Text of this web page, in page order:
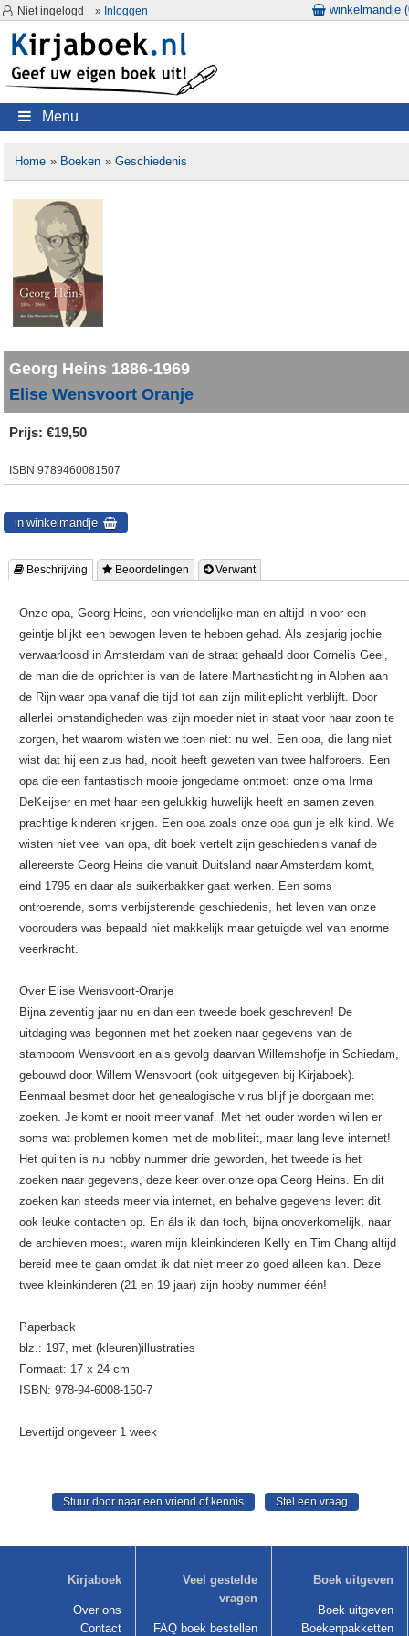
Niet ingelogd » Inloggen winkelmandje (
Menu
Home » Boeken » Geschiedenis
Georg Heins 1886-1969
Elise Wensvoort Oranje
Prijs: €19,50
ISBN 9789460081507
 Beschrijving  Beoordelingen  Verwant
Onze opa, Georg Heins, een vriendelijke man en altijd in voor een
geintje blijkt een bewogen leven te hebben gehad. Als zesjarig jochie
verwaarloosd in Amsterdam van de straat gehaald door Cornelis Geel,
de man die de oprichter is van de latere Marthastichting in Alphen aan
de Rijn waar opa vanaf die tijd tot aan zijn militieplicht verblijft. Door
allerlei omstandigheden was zijn moeder niet in staat voor haar zoon te
zorgen, het waarom wisten we toen niet: nu wel. Een opa, die lang niet
wist dat hij een zus had, nooit heeft geweten van twee halfbroers. Een
opa die een fantastisch mooie jongedame ontmoet: onze oma Irma
DeKeijser en met haar een gelukkig huwelijk heeft en samen zeven
prachtige kinderen krijgen. Een opa zoals onze opa gun je elk kind. We
wisten niet veel van opa, dit boek vertelt zijn geschiedenis vanaf de
allereerste Georg Heins die vanuit Duitsland naar Amsterdam komt,
eind 1795 en daar als suikerbakker gaat werken. Een soms
ontroerende, soms verbijsterende geschiedenis, het leven van onze
voorouders was bepaald niet makkelijk maar getuigde wel van enorme
veerkracht.
Over Elise Wensvoort-Oranje
Bijna zeventig jaar nu en dan een tweede boek geschreven! De
uitdaging was begonnen met het zoeken naar gegevens van de
stamboom Wensvoort en als gevolg daarvan Willemshofje in Schiedam,
gebouwd door Willem Wensvoort (ook uitgegeven bij Kirjaboek).
Eenmaal besmet door het genealogische virus blijf je doorgaan met
zoeken. Je komt er nooit meer vanaf. Met het ouder worden willen er
soms wat problemen komen met de mobiliteit, maar lang leve internet!
Het quilten is nu hobby nummer drie geworden, het tweede is het
zoeken naar gegevens, deze keer over onze opa Georg Heins. En dit
zoeken kan steeds meer via internet, en behalve gegevens levert dit
ook leuke contacten op. En áls ik dan toch, bijna onoverkomelijk, naar
de archieven moest, waren mijn kleinkinderen Kelly en Tim Chang altijd
bereid mee te gaan omdat ik dat niet meer zo goed alleen kan. Deze
twee kleinkinderen (21 en 19 jaar) zijn hobby nummer één!
Paperback
blz.: 197, met (kleuren)illustraties
Formaat: 17 x 24 cm
ISBN: 978-94-6008-150-7
Levertijd ongeveer 1 week
Kirjaboek
Over ons
Contact
Veel gestelde
vragen
FAQ boek bestellen
Boek uitgeven
Boek uitgeven
Boekenpakketten